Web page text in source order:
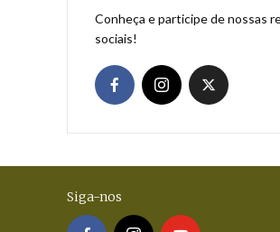
Conheça e participe de nossas
sociais!
Siga-nos